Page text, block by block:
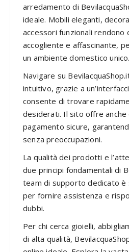
arredamento di
ideale. Mobili eleganti,
accessori funzionali rendono
accogliente e affascinante,
un ambiente domestico unico.
Navigare su
intuitivo, grazie a
consente di trovare
desiderati. Il sito offre
pagamento sicure,
senza preoccupazioni.
La qualità dei prodotti e
due principi fondamentali di
team di supporto dedicato è
per fornire assistenza e
dubbi.
Per chi cerca gioielli,
di alta qualità,